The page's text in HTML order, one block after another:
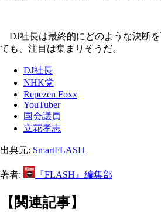
DJ社長は最終的にどのような決断
ても、注目は集まりそうだ。
DJ社長
NHK党
Repezen Foxx
YouTuber
国会議員
立花孝志
出典元: SmartFLASH
著者: 『FLASH』編集部
【関連記事】